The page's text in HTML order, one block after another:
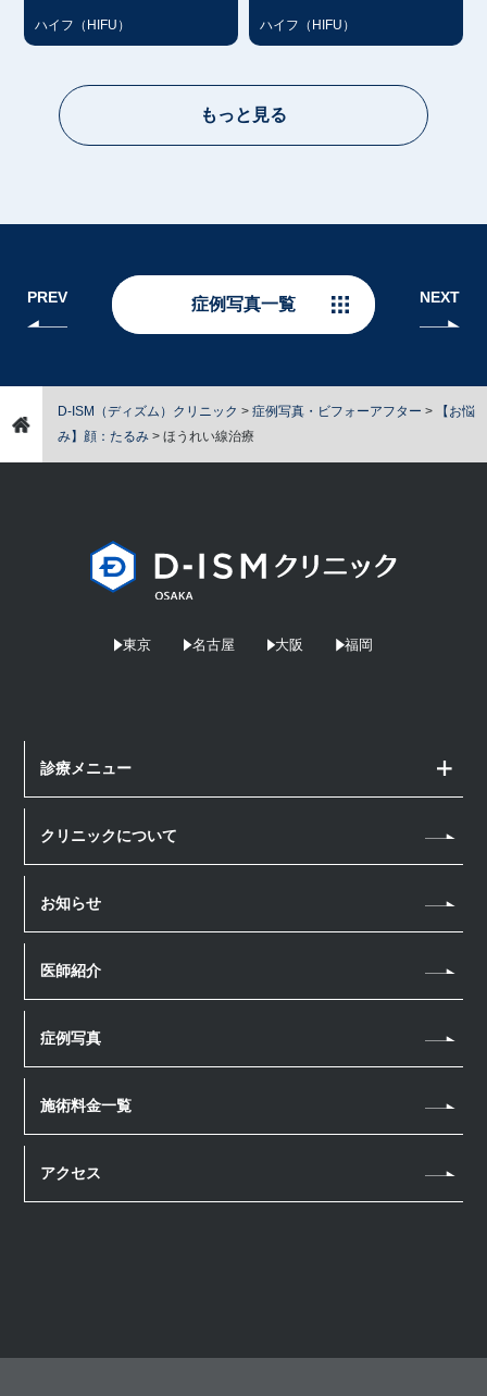
ハイフ（HIFU） ハイフ（HIFU）
もっと見る
PREV 症例写真一覧 NEXT
D-ISM（ディズム）クリニック > 症例写真・ビフォーアフター >
【お悩
み】顔：たるみ> ほうれい線治療
診療メニュー
アートメイク
ヘアアートメイク
ボトックス注射
ダーマペン4
ハイフ（HIFU）
ケミカルピーリング
体の治療
クールスカルプティング
点滴・注射
クリニックについて
お知らせ
医師紹介
症例写真
施術料金一覧
アクセス
東京 名古屋 大阪 福岡